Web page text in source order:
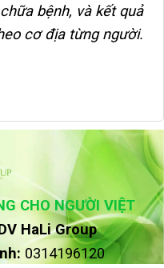
bệnh, và kết quả
cơ địa từng người.
CHO NGƯỜI VIỆT
HaLi Group
0314196120